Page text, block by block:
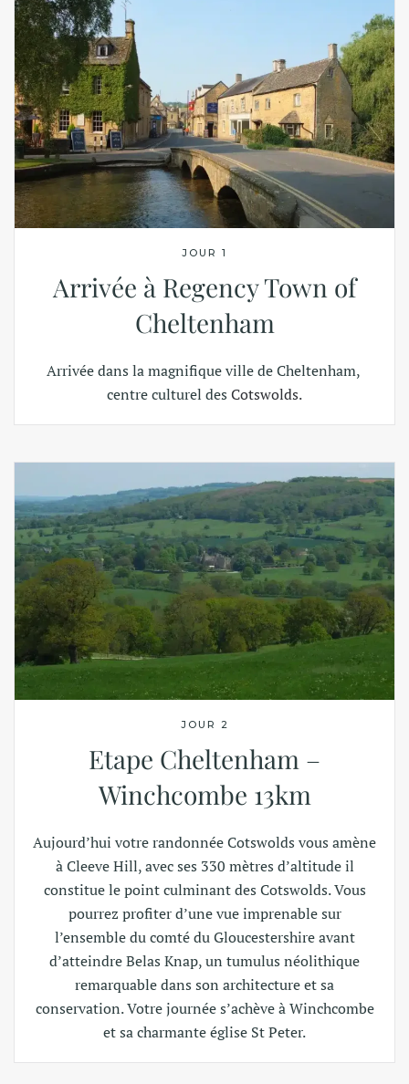
JOUR 1
Arrivée à Regency Town of
Cheltenham
Arrivée dans la magnifique ville de Cheltenham,
centre culturel des Cotswolds.
JOUR 2
Etape Cheltenham –
Winchcombe 13km
Aujourd’hui votre randonnée Cotswolds vous amène
à Cleeve Hill, avec ses 330 mètres d’altitude il
constitue le point culminant des Cotswolds. Vous
pourrez profiter d’une vue imprenable sur
l’ensemble du comté du Gloucestershire avant
d’atteindre Belas Knap, un tumulus néolithique
remarquable dans son architecture et sa
conservation. Votre journée s’achève à Winchcombe
et sa charmante église St Peter.